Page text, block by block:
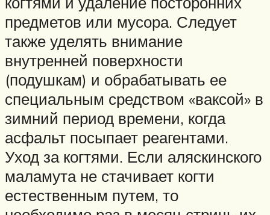
предметов или мусора. Следует
также уделять внимание
внутренней поверхности
(подушкам) и обрабатывать ее
специальным средством «ваксой» в
зимний период времени, когда
асфальт посыпает реагентами.
Уход за когтями. Если аляскинского
маламута не стачивает когти
естественным путем, то